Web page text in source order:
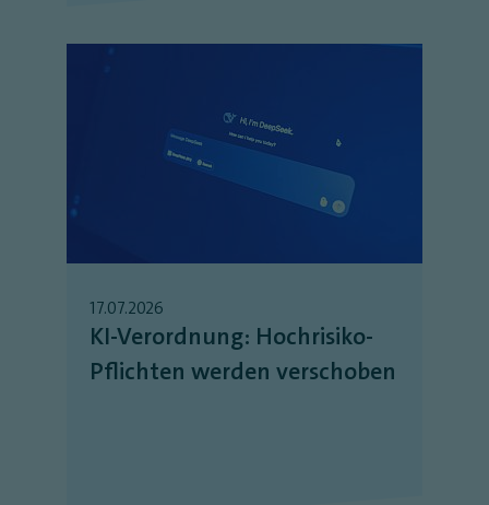
17.07.2026
KI-Verordnung: Hochrisiko-
Pflichten werden verschoben